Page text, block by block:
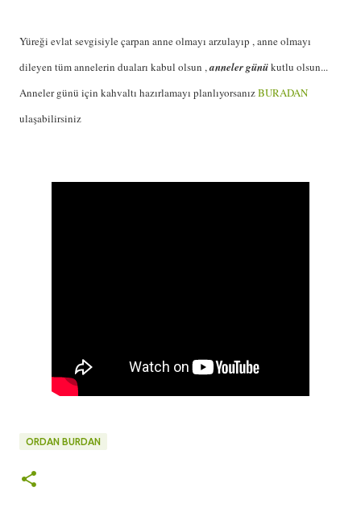
Yüreği evlat sevgisiyle çarpan anne olmayı arzulayıp , anne olmayı
dileyen tüm annelerin duaları kabul olsun ,anneler günükutlu olsun...
Anneler günü için kahvaltı hazırlamayı planlıyorsanızBURADAN
ulaşabilirsiniz
ORDAN BURDAN